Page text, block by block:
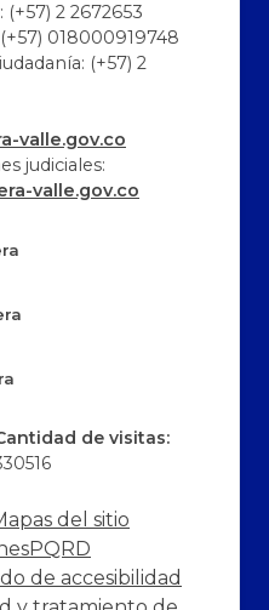
2 2672653
018000919748
(+57) 2
valle.gov.co
judiciales:
valle.gov.co
de visitas:
del sitio
PQRD
de accesibilidad